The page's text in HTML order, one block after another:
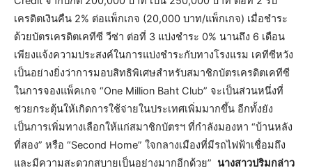
เครดิตเงินคืน 2% ต่อแพ็กเกจ (20,000 บาท/แพ็กเกจ) เมื่อชำระ
ด้วยบัตรเครดิตเคทีซี วีซ่า ต่อที่ 3 แบ่งชำระ 0% นานถึง 6 เดือน
เพียงแจ้งความประสงค์ในการแบ่งชำระกับทางโรงแรม เคทีซีหวัง
เป็นอย่างยิ่งว่าการมอบสิทธิพิเศษสำหรับสมาชิกบัตรเครดิตเคทีซี
ในการจองแพ็คเกจ “One Million Baht Club” จะเป็นส่วนหนึ่งที่
ช่วยกระตุ้นให้เกิดการใช้จ่ายในประเทศเพิ่มมากขึ้น อีกทั้งยัง
เป็นการเพิ่มทางเลือกให้แก่สมาชิกบัตรฯ ที่กำลังมองหา “บ้านหลัง
ที่สอง” หรือ “Second Home” ใจกลางเมืองที่มีรถไฟฟ้าเชื่อมถึง
และมีความสะดวกสบายเป็นอย่างมากอีกด้วย” นางสาวปริมกล่าว